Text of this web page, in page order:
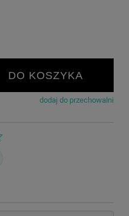
DO KOSZYKA
dodaj do przechowalni